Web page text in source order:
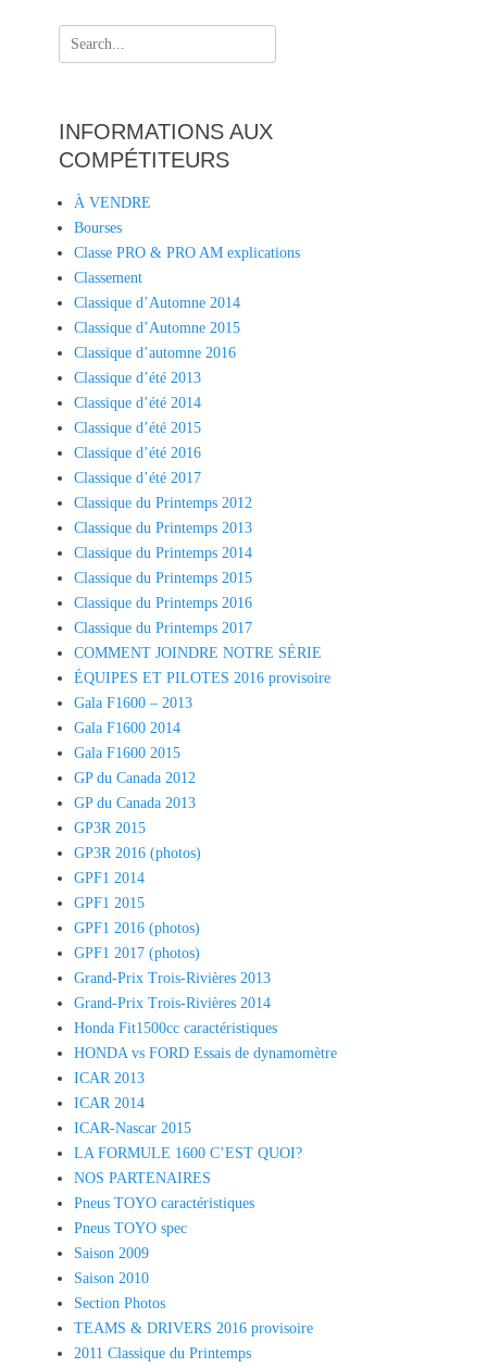
Search
for:
INFORMATIONS AUX
COMPÉTITEURS
À VENDRE
Bourses
Classe PRO & PRO AM explications
Classement
Classique d’Automne 2014
Classique d’Automne 2015
Classique d’automne 2016
Classique d’été 2013
Classique d’été 2014
Classique d’été 2015
Classique d’été 2016
Classique d’été 2017
Classique du Printemps 2012
Classique du Printemps 2013
Classique du Printemps 2014
Classique du Printemps 2015
Classique du Printemps 2016
Classique du Printemps 2017
COMMENT JOINDRE NOTRE SÉRIE
ÉQUIPES ET PILOTES 2016 provisoire
Gala F1600 – 2013
Gala F1600 2014
Gala F1600 2015
GP du Canada 2012
GP du Canada 2013
GP3R 2015
GP3R 2016 (photos)
GPF1 2014
GPF1 2015
GPF1 2016 (photos)
GPF1 2017 (photos)
Grand-Prix Trois-Rivières 2013
Grand-Prix Trois-Rivières 2014
Honda Fit1500cc caractéristiques
HONDA vs FORD Essais de dynamomètre
ICAR 2013
ICAR 2014
ICAR-Nascar 2015
LA FORMULE 1600 C’EST QUOI?
NOS PARTENAIRES
Pneus TOYO caractéristiques
Pneus TOYO spec
Saison 2009
Saison 2010
Section Photos
TEAMS & DRIVERS 2016 provisoire
2011 Classique du Printemps